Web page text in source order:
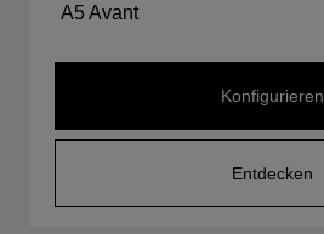
A5 Avant
Konfigurieren
Entdecken